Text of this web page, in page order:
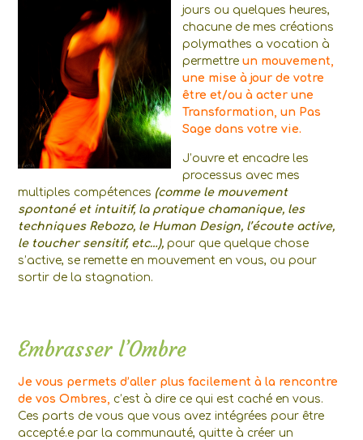
jours ou quelques heures,
chacune de mes créations
polymathes a vocation à
permettre un mouvement,
une mise à jour de votre
être et/ou à acter une
Transformation, un Pas
Sage dans votre vie.
J’ouvre et encadre les
processus avec mes
multiples compétences (comme le mouvement
spontané et intuitif, la pratique chamanique, les
techniques Rebozo, le Human Design, l’écoute active,
le toucher sensitif, etc…), pour que quelque chose
s’active, se remette en mouvement en vous, ou pour
sortir de la stagnation.
Embrasser l’Ombre
Je vous permets d’aller plus facilement à la rencontre
de vos Ombres, c’est à dire ce qui est caché en vous.
Ces parts de vous que vous avez intégrées pour être
accepté.e par la communauté, quitte à créer un